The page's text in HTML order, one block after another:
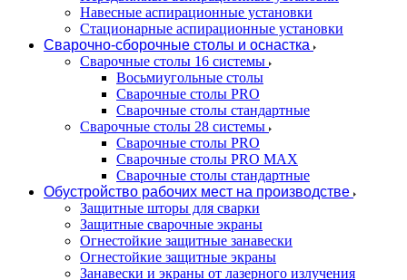
Навесные аспирационные установки
Стационарные аспирационные установки
Сварочно-сборочные столы и оснастка
Сварочные столы 16 системы
Восьмиугольные столы
Сварочные столы PRO
Сварочные столы стандартные
Сварочные столы 28 системы
Сварочные столы PRO
Сварочные столы PRO MAX
Сварочные столы стандартные
Обустройство рабочих мест на производстве
Защитные шторы для сварки
Защитные сварочные экраны
Огнестойкие защитные занавески
Огнестойкие защитные экраны
Занавески и экраны от лазерного излучения